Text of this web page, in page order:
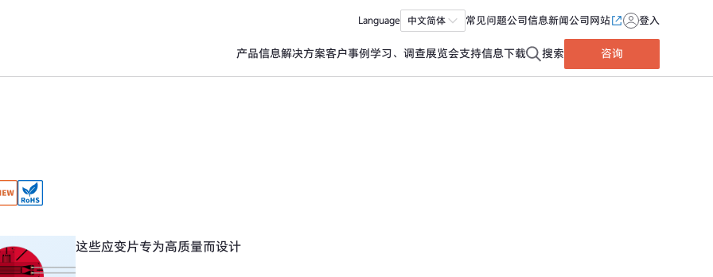
Language 中文简体 常见问题公司信息新闻公司网站 登入
产品信息解决方案客户事例 学习、调查展览会支持信息下载 搜索 咨询
这些应变片专为高质量而设计